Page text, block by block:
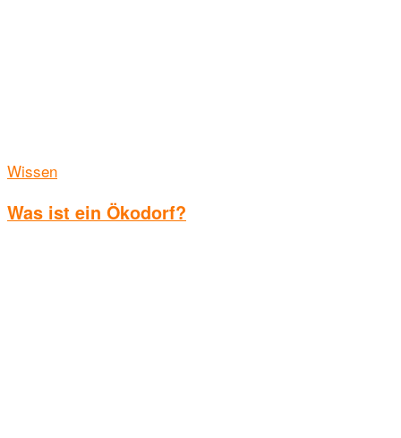
Wissen
Was ist ein Ökodorf?